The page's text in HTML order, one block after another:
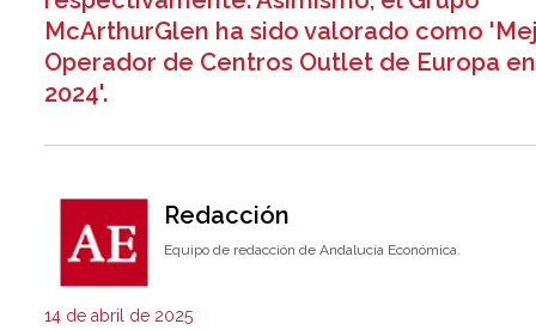
McArthurGlen ha sido valorado como
Operador de Centros Outlet de Europa en
2024'.
Redacción
Equipo de redacción de Andalucía Económica.
14 de abril de 2025